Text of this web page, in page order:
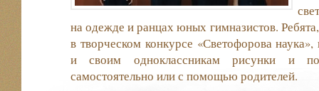
на одежде и ранцах юных гимназистов.
в творческом конкурсе «Светофорова
и своим одноклассникам рисунки и
самостоятельно или с помощью родителей.